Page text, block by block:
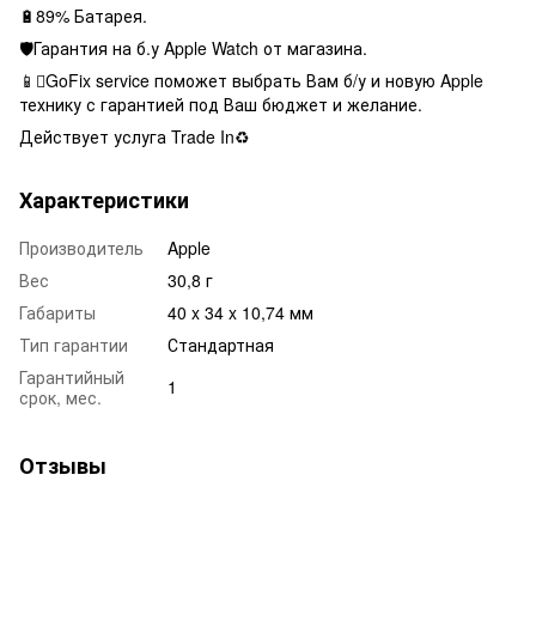
🔋89% Батарея.
🛡Гарантия на б.у Apple Watch от магазина.
📱GoFix service поможет выбрать Вам б/у и новую Apple
технику с гарантией под Ваш бюджет и желание.
Действует услуга Trade In♻️
Характеристики
Производитель
Apple
Вес
30,8 г
Габариты
40 x 34 x 10,74 мм
Тип гарантии
Стандартная
Гарантийный
срок, мес.
1
Отзывы